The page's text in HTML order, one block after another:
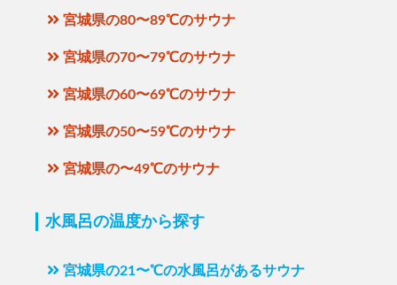
宮城県の80〜89℃のサウナ
宮城県の70〜79℃のサウナ
宮城県の60〜69℃のサウナ
宮城県の50〜59℃のサウナ
宮城県の〜49℃のサウナ
水風呂の温度から探す
宮城県の21〜℃の水風呂があるサウナ